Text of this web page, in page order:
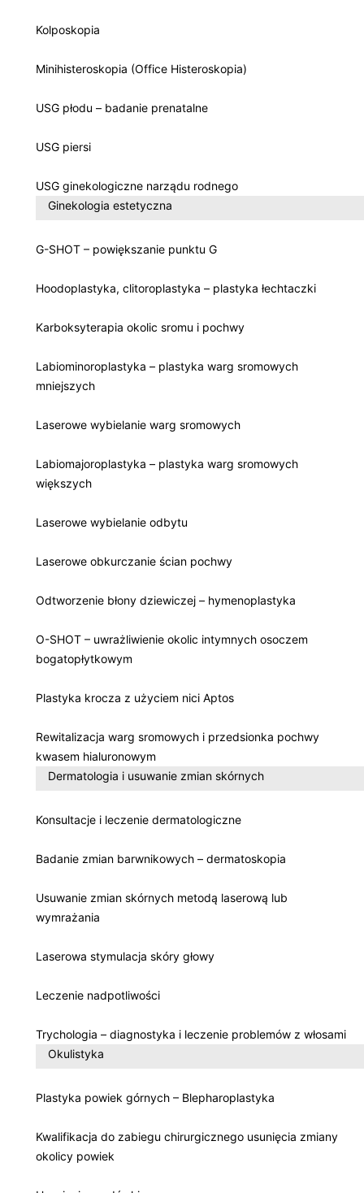
Kolposkopia
Minihisteroskopia (Office Histeroskopia)
USG płodu – badanie prenatalne
USG piersi
USG ginekologiczne narządu rodnego
Ginekologia estetyczna
G-SHOT – powiększanie punktu G
Hoodoplastyka, clitoroplastyka – plastyka łechtaczki
Karboksyterapia okolic sromu i pochwy
Labiominoroplastyka – plastyka warg sromowych
mniejszych
Laserowe wybielanie warg sromowych
Labiomajoroplastyka – plastyka warg sromowych
większych
Laserowe wybielanie odbytu
Laserowe obkurczanie ścian pochwy
Odtworzenie błony dziewiczej – hymenoplastyka
O-SHOT – uwrażliwienie okolic intymnych osoczem
bogatopłytkowym
Plastyka krocza z użyciem nici Aptos
Rewitalizacja warg sromowych i przedsionka pochwy
kwasem hialuronowym
Dermatologia i usuwanie zmian skórnych
Konsultacje i leczenie dermatologiczne
Badanie zmian barwnikowych – dermatoskopia
Usuwanie zmian skórnych metodą laserową lub
wymrażania
Laserowa stymulacja skóry głowy
Leczenie nadpotliwości
Trychologia – diagnostyka i leczenie problemów z włosami
Okulistyka
Plastyka powiek górnych – Blepharoplastyka
Kwalifikacja do zabiegu chirurgicznego usunięcia zmiany
okolicy powiek